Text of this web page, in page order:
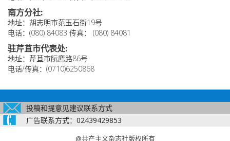
南方分社:
地址：胡志明市范玉石街19号
电话：(080) 84083 传真： (080) 84081
驻芹苴市代表处:
地址：芹苴市阮廌路86号
电话/传真：(0710)6250868
投稿和提意见建议联系方式
广告联系方式：02439429853
@共产主义杂志社版权所有